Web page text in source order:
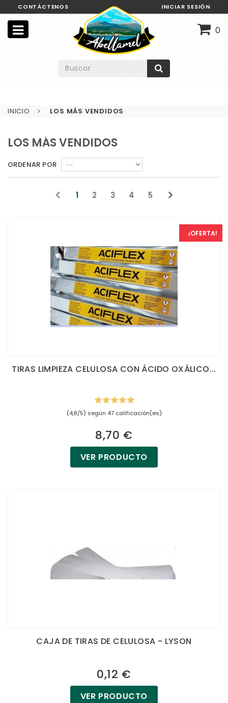
INICIAR SESIÓN
CONTÁCTENOS
0
INICIO LOS MÁS VENDIDOS
LOS MÁS VENDIDOS
ORDENAR POR
1 2 3 4 5
¡OFERTA!
TIRAS LIMPIEZA CELULOSA CON ÁCIDO OXÁLICO...
(4,8/5) según 47 calificación(es)
8,70 €
VER PRODUCTO
CAJA DE TIRAS DE CELULOSA - LYSON
0,12 €
VER PRODUCTO